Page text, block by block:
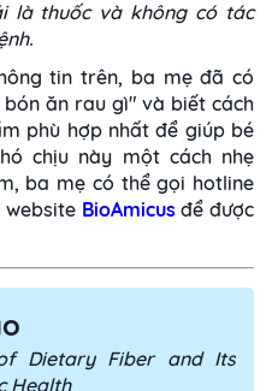
là thuốc và không có tác
tin trên, ba mẹ đã có
ăn rau gì" và biết cách
phù hợp nhất để giúp bé
chịu này một cách nhẹ
ba mẹ có thể gọi hotline
BioAmicusđể được
of Dietary Fiber and Its
Health